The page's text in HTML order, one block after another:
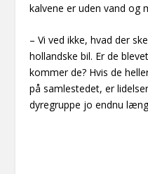
kalvene er uden vand og
– Vi ved ikke, hvad der
hollandske bil. Er de
kommer de? Hvis de
på samlestedet, er
dyregruppe jo endnu